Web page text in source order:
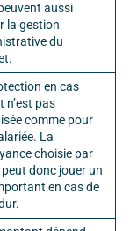
aussi
la gestion
du
en cas
n’est pas
comme pour
La
choisie par
peut donc jouer un
en cas de